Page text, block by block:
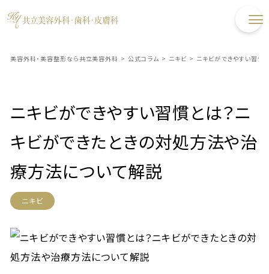
美容外科・美容整形なら共立美容外科 > 公式コラム > ニキビ > ニキビができやすい習慣
ニキビができやすい習慣とは？ニ
キビができたときの対処方法や治
療方法について解説
ニキビ